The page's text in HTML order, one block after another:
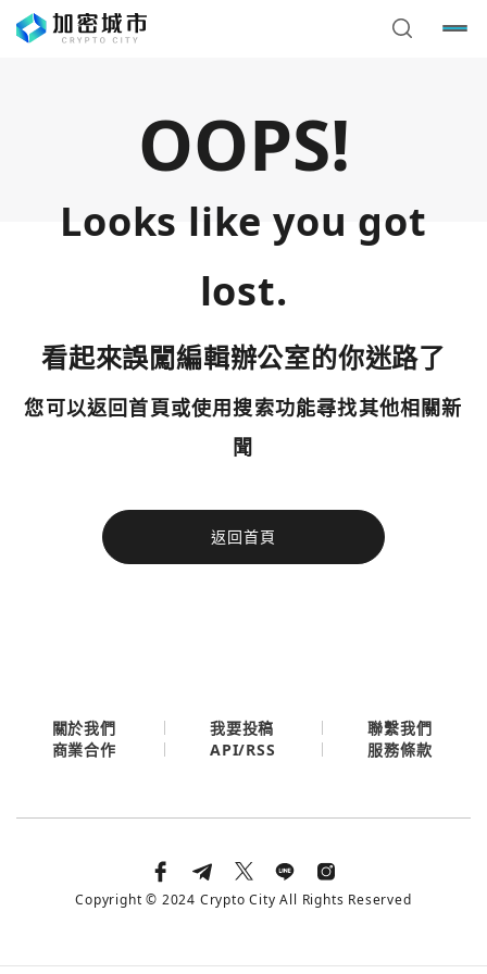
OOPS!
Looks like you got
lost.
看起來誤闖編輯辦公室的你迷路了
您可以返回首頁或使用搜索功能尋找其他相關新
聞
返回首頁
今日熱門
使用以下帳號繼續
您已閒置5分鐘，請點擊關閉按鈕或空白處，即可回到加密
今日熱門
關於我們 我要投稿
聯繫我們
商業合作
API/RSS 服務條款
Copyright © 2024 Crypto City All Rights Reserved